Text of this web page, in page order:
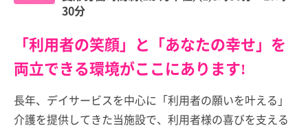
30分
「利用者の笑顔」と「あなたの幸せ」を
両立できる環境がここにあります!
長年、デイサービスを中心に「利用者の願いを叶える」
介護を提供してきた当施設で、利用者様の喜びを支える